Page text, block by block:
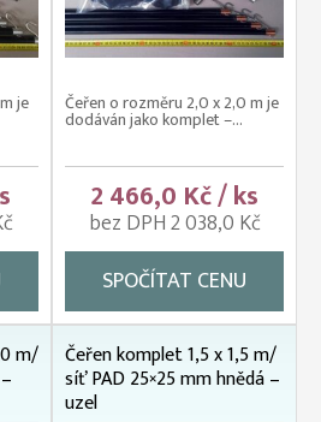
je Čeřen o rozměru 2,0 x 2,0 m je
dodáván jako komplet –...
2 466,0 Kč / ks
bez DPH 2 038,0 Kč
SPOČÍTAT CENU
m/ Čeřen komplet 1,5 x 1,5 m/
síť PAD 25×25 mm hnědá –
uzel